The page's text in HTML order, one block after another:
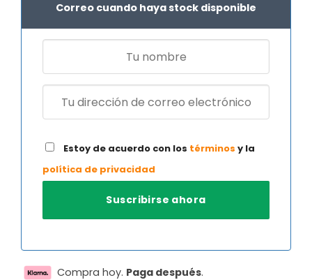
Correo cuando haya stock disponible
Estoy de acuerdo con los términos y la
política de privacidad
Compra hoy. Paga después.